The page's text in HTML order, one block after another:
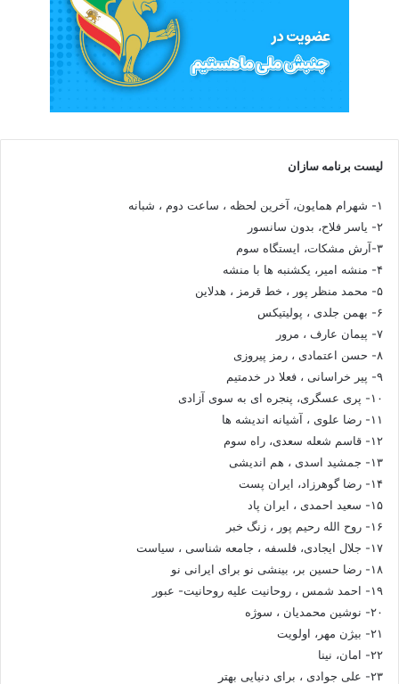
لیست برنامه سازان
۱- شهرام همایون، آخرین لحظه ، ساعت دوم ، شبانه
۲- یاسر فلاح، بدون سانسور
۳-آرش مشکات، ایستگاه سوم
۴- منشه امیر، یکشنبه ها با منشه
۵- محمد منظر پور ، خط قرمز ، هدلاین
۶- بهمن جلدی ، پولیتیکس
۷- پیمان عارف ، مرور
۸- حسن اعتمادی ، رمز پیروزی
۹- پیر خراسانی ، فعلا در خدمتیم
۱۰- پری عسگری، پنجره ای به سوی آزادی
۱۱- رضا علوی ، آشیانه اندیشه ها
۱۲- قاسم شعله سعدی، راه سوم
۱۳- جمشید اسدی ، هم اندیشی
۱۴- رضا گوهرزاد، ایران پست
۱۵- سعید احمدی ، ایران پاد
۱۶- روح الله رحیم پور ، زنگ خبر
۱۷- جلال ایجادی، فلسفه ، جامعه شناسی ، سیاست
۱۸- رضا حسین بر، بینشی نو برای ایرانی نو
۱۹- احمد شمس ، روحانیت علیه روحانیت- عبور
۲۰- نوشین محمدیان ، سوژه
۲۱- بیژن مهر، اولویت
۲۲- امان، نینا
۲۳- علی جوادی ، برای دنیایی بهتر